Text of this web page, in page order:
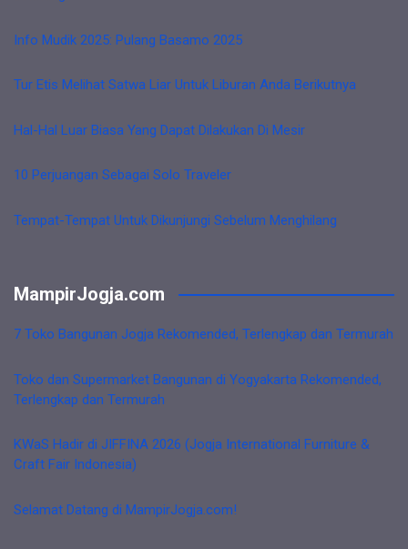
Info Mudik 2025: Pulang Basamo 2025
Tur Etis Melihat Satwa Liar Untuk Liburan Anda Berikutnya
Hal-Hal Luar Biasa Yang Dapat Dilakukan Di Mesir
10 Perjuangan Sebagai Solo Traveler
Tempat-Tempat Untuk Dikunjungi Sebelum Menghilang
MampirJogja.com
7 Toko Bangunan Jogja Rekomended, Terlengkap dan Termurah
Toko dan Supermarket Bangunan di Yogyakarta Rekomended,
Terlengkap dan Termurah
KWaS Hadir di JIFFINA 2026 (Jogja International Furniture &
Craft Fair Indonesia)
Selamat Datang di MampirJogja.com!